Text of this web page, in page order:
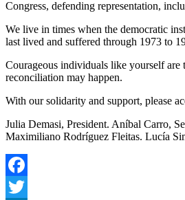
Congress, defending representation,
We live in times when the democratic
last lived and suffered through 1973 to
Courageous individuals like yourself are
reconciliation may happen.
With our solidarity and support, please
Julia Demasi, President. Aníbal Carro,
Maximiliano Rodríguez Fleitas. Lucía
Facebook